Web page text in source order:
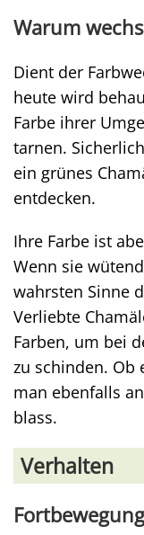
Warum
Dient der
heute wird
Farbe ihrer
tarnen.
ein grünes
entdecken.
Ihre Farbe ist
Wenn sie
wahrsten Sinne
Verliebte
Farben, um bei
zu schinden. Ob
man ebenfalls
blass.
Verhalten
Fortbewegung